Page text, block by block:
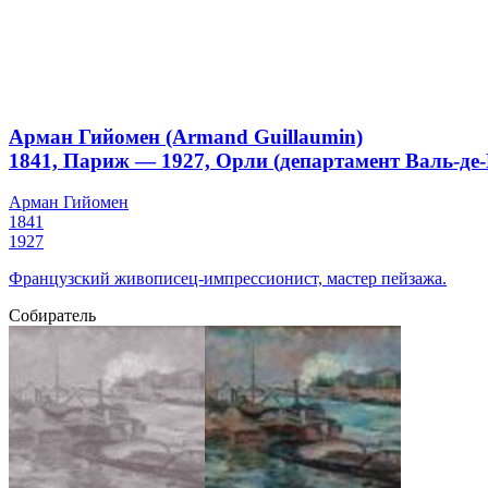
Арман Гийомен (Armand Guillaumin)
1841, Париж — 1927, Орли (департамент Валь-
Арман Гийомен
1841
1927
Французский живописец-импрессионист, мастер пейзажа.
Собиратель